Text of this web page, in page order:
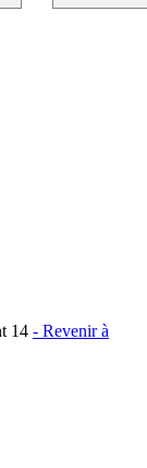
14 - Revenir à